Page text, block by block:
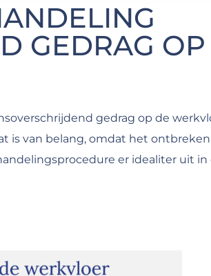
GEDRAG
gedrag op de
is van belang, omdat het
er idealiter uit in